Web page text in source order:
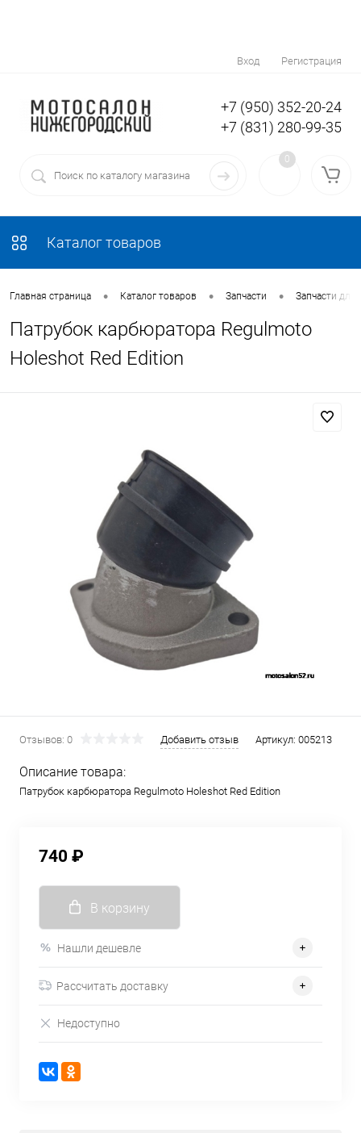
Вход Регистрация
+7 (950) 352-20-24
+7 (831) 280-99-35
0
Каталог товаров
Главная страница • Каталог товаров • Запчасти • Запчасти для
Патрубок карбюратора Regulmoto
Holeshot Red Edition
Отзывов: 0 Добавить отзыв Артикул: 005213
Описание товара:
Патрубок карбюратора Regulmoto Holeshot Red Edition
740 ₽
В корзину
Нашли дешевле
Рассчитать доставку
Недоступно